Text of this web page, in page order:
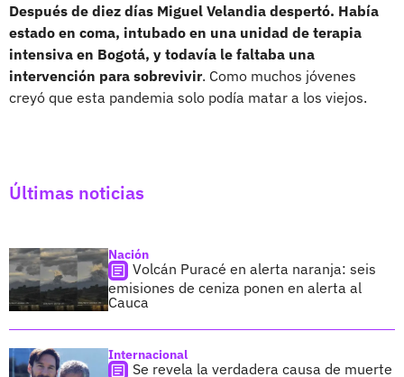
Después de diez días Miguel Velandia despertó. Había
estado en coma, intubado en una unidad de terapia
intensiva en Bogotá, y todavía le faltaba una
intervención para sobrevivir. Como muchos jóvenes
creyó que esta pandemia solo podía matar a los viejos.
Últimas noticias
Nación
Volcán Puracé en alerta naranja: seis
emisiones de ceniza ponen en alerta al
Cauca
Internacional
Se revela la verdadera causa de muerte